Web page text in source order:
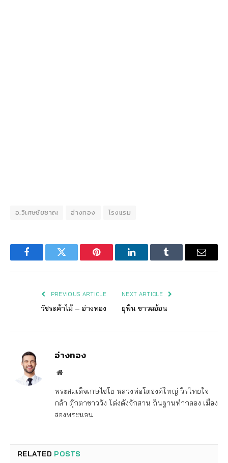
อ.วิเศษชัยชาญ อ่างทอง โรงแรม
FacebookTwitter Pinterest LinkedInTumblr Email
PREVIOUS ARTICLE
วัชระค้าไม้ – อ่างทอง
NEXT ARTICLE
ยุพิน ขาวฉอ้อน
อ่างทอง
Website
พระสมเด็จเกษไชโย หลวงพ่อโตองค์ใหญ่ วีรไทยใจ
กล้า ตุ๊กตาชาววัง โด่งดังจักสาน ถิ่นฐานทำกลอง เมือง
สองพระนอน
RELATED POSTS